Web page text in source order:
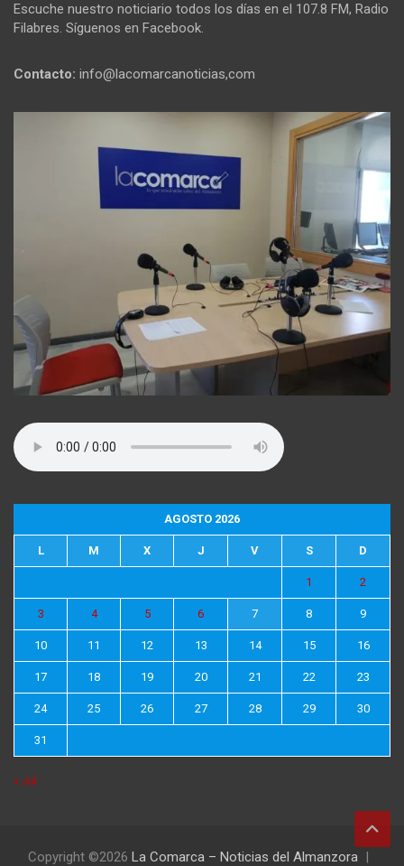
Escuche nuestro noticiario todos los días en el 107.8 FM, Radio
Filabres. Síguenos en Facebook.
Contacto: info@lacomarcanoticias,com
AGOSTO 2026
L M X J V S D
1 2
3 4 5 6 7 8 9
10 11 12 13 14 15 16
17 18 19 20 21 22 23
24 25 26 27 28 29 30
31
« Jul
Copyright ©2026 La Comarca – Noticias del Almanzora